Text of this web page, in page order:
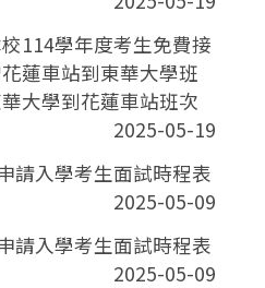
校114學年度考生免費接
蓮車站到東華大學班
大學到花蓮車站班次
2025-05-19
請入學考生面試時程表
2025-05-09
請入學考生面試時程表
2025-05-09